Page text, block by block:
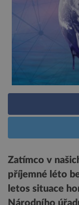
Zatímco v
příjemné léto
letos situace